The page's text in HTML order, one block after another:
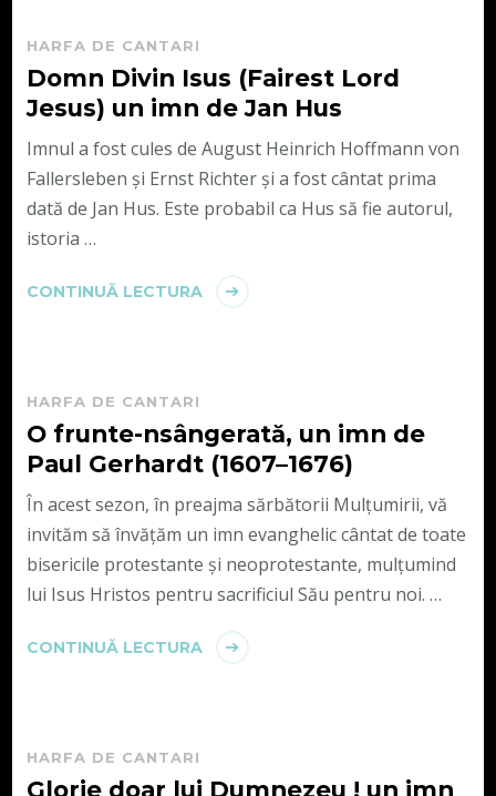
HARFA DE CANTARI
Domn Divin Isus (Fairest Lord
Jesus) un imn de Jan Hus
Imnul a fost cules de August Heinrich Hoffmann von
Fallersleben și Ernst Richter și a fost cântat prima
dată de Jan Hus. Este probabil ca Hus să fie autorul,
istoria …
CONTINUĂ LECTURA
HARFA DE CANTARI
O frunte-nsângerată, un imn de
Paul Gerhardt (1607–1676)
În acest sezon, în preajma sărbătorii Mulțumirii, vă
invităm să învățăm un imn evanghelic cântat de toate
bisericile protestante și neoprotestante, mulțumind
lui Isus Hristos pentru sacrificiul Său pentru noi. …
CONTINUĂ LECTURA
HARFA DE CANTARI
Glorie doar lui Dumnezeu ! un imn